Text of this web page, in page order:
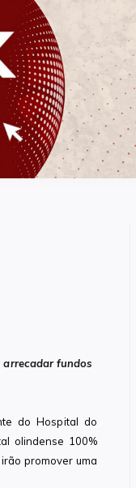
arrecadar fundos
do Hospital do
olindense 100%
promover uma